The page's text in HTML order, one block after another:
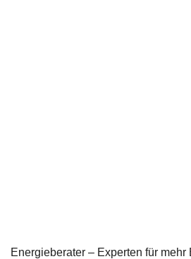
Energieberater – Experten für mehr